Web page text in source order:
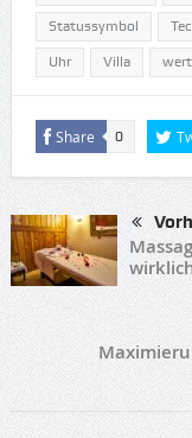
Statussymbol
Uhr Villa
Share 0